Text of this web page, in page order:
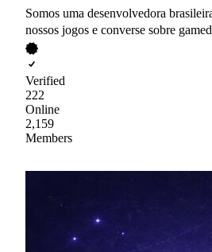
Somos uma desenvolvedora
nossos jogos e converse sobre
Verified
222
Online
2,159
Members